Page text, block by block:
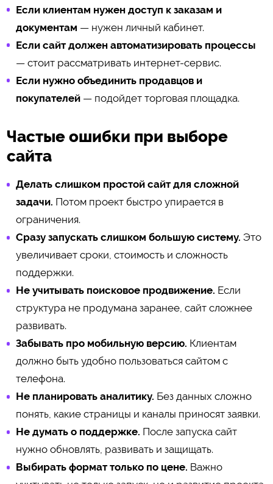
Если клиентам нужен доступ к заказам и
документам — нужен личный кабинет.
Если сайт должен автоматизировать процессы
— стоит рассматривать интернет-сервис.
Если нужно объединить продавцов и
покупателей— подойдет торговая площадка.
Частые ошибки при выборе
сайта
Делать слишком простой сайт для сложной
задачи. Потом проект быстро упирается в
ограничения.
Сразу запускать слишком большую систему. Это
увеличивает сроки, стоимость и сложность
поддержки.
Не учитывать поисковое продвижение. Если
структура не продумана заранее, сайт сложнее
развивать.
Забывать про мобильную версию. Клиентам
должно быть удобно пользоваться сайтом с
телефона.
Не планировать аналитику. Без данных сложно
понять, какие страницы и каналы приносят заявки.
Не думать о поддержке. После запуска сайт
нужно обновлять, развивать и защищать.
Выбирать формат только по цене. Важно